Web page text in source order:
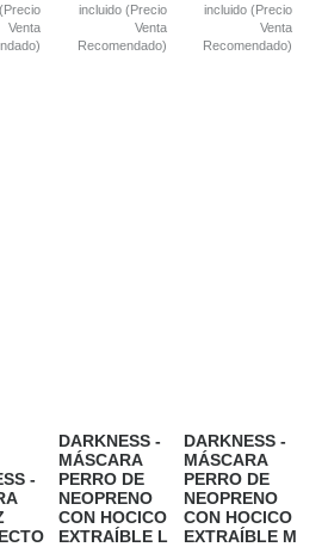
Venta
incluido (Precio
Venta
Recomendado)
incluido (Precio
Venta
Recomendado)
-
DARKNESS -
MÁSCARA
PERRO DE
NEOPRENO
CON HOCICO
EXTRAÍBLE L
DARKNESS -
MÁSCARA
PERRO DE
NEOPRENO
CON HOCICO
EXTRAÍBLE M